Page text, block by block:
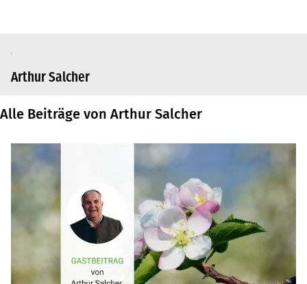
Arthur Salcher
Alle Beiträge von Arthur Salcher